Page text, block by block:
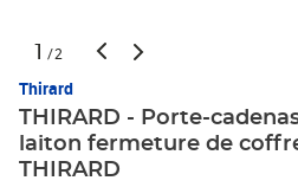
1 /2
Thirard
THIRARD - Porte-
laiton fermeture de
THIRARD